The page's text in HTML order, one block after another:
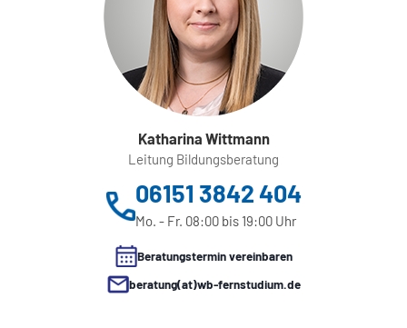
Katharina Wittmann
Leitung Bildungsberatung
06151 3842 404
Mo. - Fr. 08:00 bis 19:00 Uhr
Beratungstermin vereinbaren
beratung(at)wb-fernstudium.de